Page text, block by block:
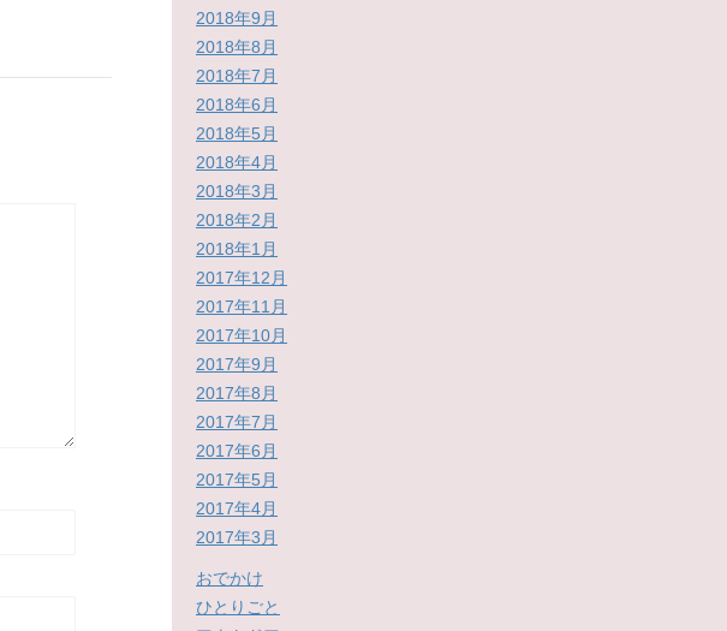
2018年9月
2018年8月
2018年7月
2018年6月
2018年5月
2018年4月
2018年3月
2018年2月
2018年1月
2017年12月
2017年11月
2017年10月
2017年9月
2017年8月
2017年7月
2017年6月
2017年5月
2017年4月
2017年3月
おでかけ
ひとりごと